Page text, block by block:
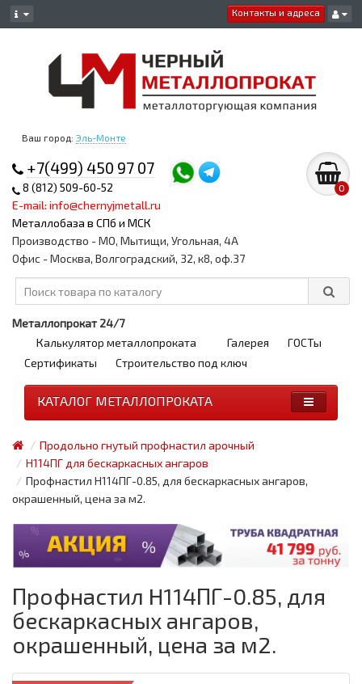
Контакты и адреса
Ваш город: Эль-Монте
+7(499) 450 97 07
8 (812) 509-60-52
E-mail: info@chernyjmetall.ru
Металлобаза в СПб и МСК
0
Производство - МО, Мытищи, Угольная, 4А
Офис - Москва, Волгоградский, 32, к8, оф.37
Металлопрокат 24/7
Калькулятор металлопроката
Галерея
ГОСТы
Сертификаты
Строительство под ключ
КАТАЛОГ МЕТАЛЛОПРОКАТА
Продольно гнутый профнастил арочный
Н114ПГ для бескаркасных ангаров
Профнастил H114ПГ-0.85, для бескаркасных ангаров,
окрашенный, цена за м2.
Профнастил H114ПГ-0.85, для
бескаркасных ангаров,
окрашенный, цена за м2.